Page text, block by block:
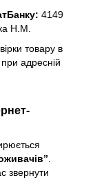
4149
Н.М.
товару в
адресній
звернути